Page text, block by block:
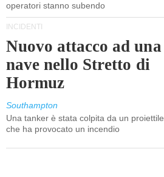
operatori stanno subendo
INCIDENTI
Nuovo attacco ad una
nave nello Stretto di
Hormuz
Southampton
Una tanker è stata colpita da un proiettile
che ha provocato un incendio